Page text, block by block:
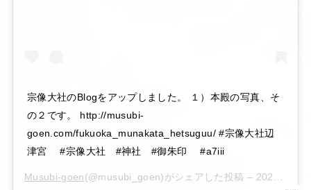
宗像大社のBlogをアップしました。 １）本殿の写真、そ
の２です。 http://musubi-
goen.com/fukuoka_munakata_hetsuguu/ #宗像大社辺
津宮 #宗像大社 #神社 #御朱印 #a7iii
Musubi-goen(@musubi_goen)がシェアした投稿 – 2020年 6月月6日午後10時15分PDT